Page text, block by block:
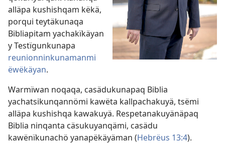
alläpa kushishqam këkä,
porqui teytäkunaqa
Bibliapitam yachakïkäyan
y Testïgunkunapa
reunionninkunamanmi
ëwëkäyan.
Warmïwan noqaqa, casädukunapaq Biblia
yachatsikunqannömi kawëta kallpachakuyä, tsëmi
alläpa kushishqa kawakuyä. Respetanakuyänäpaq
Biblia ninqanta cäsukuyanqämi, casädu
kawënïkunachö yanapëkäyäman (Hebrëus 13:4).